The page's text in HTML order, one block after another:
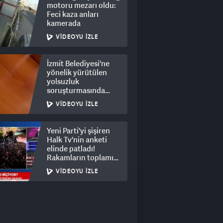
motoru mezarı oldu:
Feci kaza anları
kamerada
VIDEOYU İZLE
İzmit Belediyesi'ne
yönelik yürütülen
yolsuzluk
soruşturmasında
rüşvet görüntüleri
ortaya çıktı
VIDEOYU İZLE
Yeni Parti'yi şişiren
Halk Tv'nin anketi
elinde patladı!
Rakamların toplamı
dalga konusu oldu
VIDEOYU İZLE